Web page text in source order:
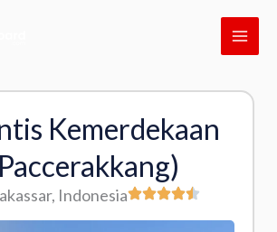
Kemerdekaan
, Indonesia